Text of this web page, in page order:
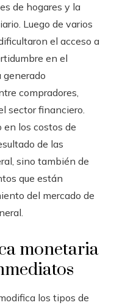
de hogares y la
Luego de varios
el acceso a
en el
generado
compradores,
sector financiero.
en los costos de
de las
sino también de
que están
del mercado de
monetaria
los tipos de